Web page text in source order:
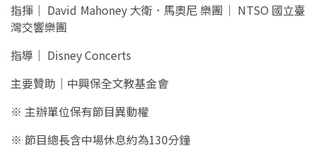
指揮｜ David Mahoney 大衛．馬奧尼 樂團｜ NTSO 國立臺
灣交響樂團
指導｜ Disney Concerts
主要贊助｜中興保全文教基金會
※ 主辦單位保有節目異動權
※ 節目總長含中場休息約為130分鐘